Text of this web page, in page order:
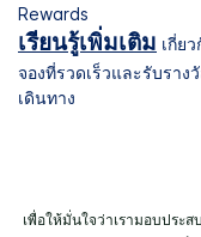
Rewards
เรียนรู้เพิ่มเติม เกี่ย
จองที่รวดเร็วและรับราง
เดินทาง
เพื่อให้มั่นใจว่าเรามอบประ